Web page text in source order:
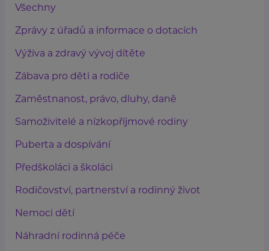
Všechny
Zprávy z úřadů a informace o dotacích
Výživa a zdravý vývoj dítěte
Zábava pro děti a rodiče
Zaměstnanost, právo, dluhy, daně
Samoživitelé a nízkopříjmové rodiny
Puberta a dospívání
Předškoláci a školáci
Rodičovství, partnerství a rodinný život
Nemoci dětí
Náhradní rodinná péče